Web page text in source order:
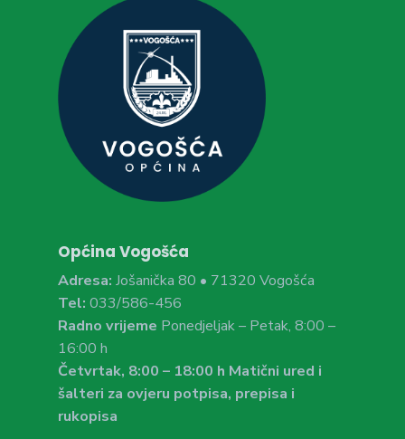
Općina Vogošća
Adresa: Jošanička 80 • 71320 Vogošća
Tel: 033/586-456
Radno vrijeme Ponedjeljak – Petak, 8:00 –
16:00 h
Četvrtak, 8:00 – 18:00 h Matični ured i
šalteri za ovjeru potpisa, prepisa i
rukopisa